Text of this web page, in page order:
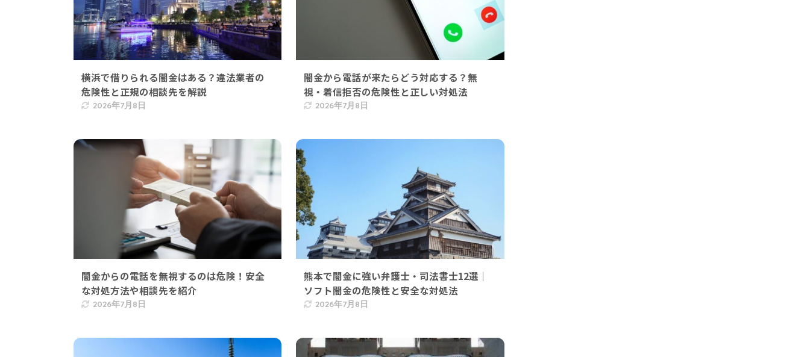
横浜で借りられる闇金はある？違法業者の
危険性と正規の相談先を解説
2026年7月8日
闇金から電話が来たらどう対応する？無
視・着信拒否の危険性と正しい対処法
2026年7月8日
闇金からの電話を無視するのは危険！安全
な対処方法や相談先を紹介
2026年7月8日
熊本で闇金に強い弁護士・司法書士12選｜
ソフト闇金の危険性と安全な対処法
2026年7月8日